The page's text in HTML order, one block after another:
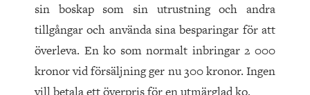
sin boskap som sin utrustning och andra
tillgångar och använda sina besparingar för att
överleva. En ko som normalt inbringar 2 000
kronor vid försäljning ger nu 300 kronor. Ingen